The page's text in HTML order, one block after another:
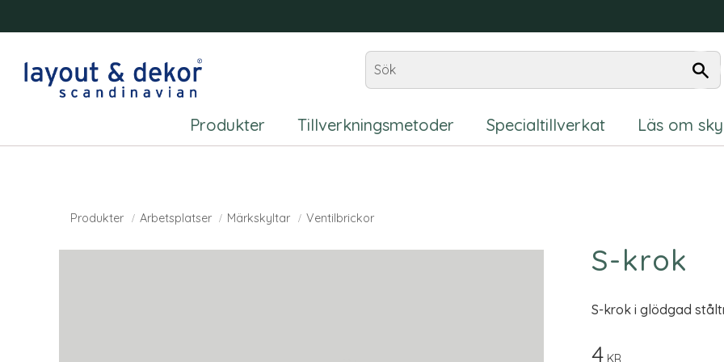
Produkter Tillverkningsmetoder Specialtillverkat Läs om
Produkter Arbetsplatser Märkskyltar Ventilbrickor
S-krok
S-krok i glödgad
4 KR